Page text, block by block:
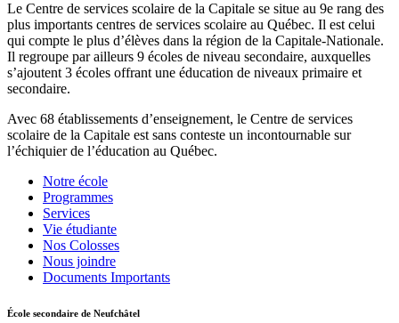
Le Centre de services scolaire de la Capitale se situe au 9e rang des
plus importants centres de services scolaire au Québec. Il est celui
qui compte le plus d’élèves dans la région de la Capitale-Nationale.
Il regroupe par ailleurs 9 écoles de niveau secondaire, auxquelles
s’ajoutent 3 écoles offrant une éducation de niveaux primaire et
secondaire.
Avec 68 établissements d’enseignement, le Centre de services
scolaire de la Capitale est sans conteste un incontournable sur
l’échiquier de l’éducation au Québec.
Notre école
Programmes
Services
Vie étudiante
Nos Colosses
Nous joindre
Documents Importants
École secondaire de Neufchâtel